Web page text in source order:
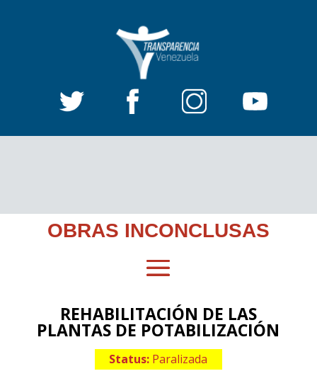
OBRAS INCONCLUSAS
REHABILITACIÓN DE LAS
PLANTAS DE POTABILIZACIÓN
Status: Paralizada